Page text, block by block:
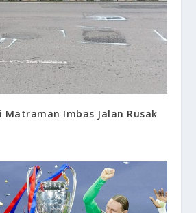
Matraman Imbas Jalan Rusak